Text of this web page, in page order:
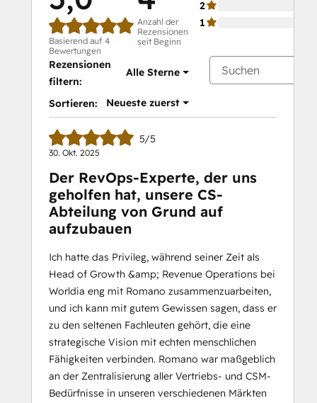
Basierend auf 4
Bewertungen
Anzahl der
Rezensionen
seit Beginn
2
1
Rezensionen
filtern:
Alle Sterne
Sortieren: Neueste zuerst
5/5
30. Okt. 2025
Der RevOps-Experte, der uns
geholfen hat, unsere CS-
Abteilung von Grund auf
aufzubauen
Ich hatte das Privileg, während seiner Zeit als
Head of Growth &amp; Revenue Operations bei
Worldia eng mit Romano zusammenzuarbeiten,
und ich kann mit gutem Gewissen sagen, dass er
zu den seltenen Fachleuten gehört, die eine
strategische Vision mit echten menschlichen
Fähigkeiten verbinden. Romano war maßgeblich
an der Zentralisierung aller Vertriebs- und CSM-
Bedürfnisse in unseren verschiedenen Märkten